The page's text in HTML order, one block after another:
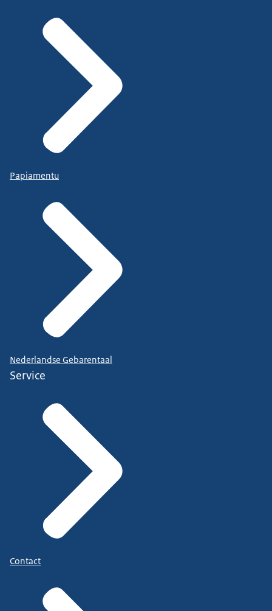
Papiamentu
Nederlandse Gebarentaal
Service
Contact